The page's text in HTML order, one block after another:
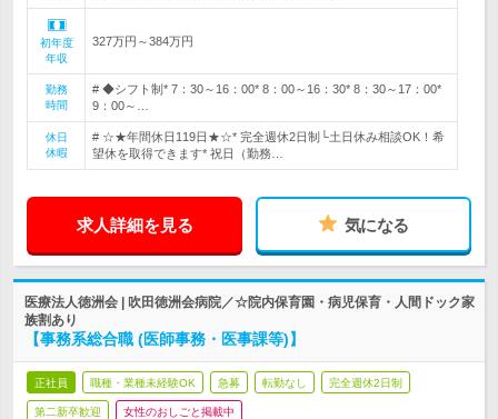
初年度
年収
327万円～384万円
勤務
時間
# ◆シフト制* 7：30～16：00* 8：00～16：30* 8：30～17：00*
9：00～…
休日
休暇
# ☆★年間休日119日★☆* 完全週休2日制└土日休み相談OK！希
望休を取得できます* 祝日（勤務…
求人詳細を見る 気になる
医療法人徳洲会 | 吹田徳洲会病院／☆院内保育園・病児保育・人間ドック家
族割あり
【事務系総合職 (医師事務・医事課等)】
正社員 職種・業種未経験OK 急募 転勤なし 完全週休2日制
第二新卒歓迎 女性のおしごと掲載中